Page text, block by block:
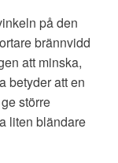
på den
brännvidd
att minska,
betyder att en
större
liten bländare